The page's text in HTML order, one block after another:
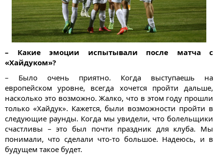
– Какие эмоции испытывали после матча с
«Хайдуком»?
– Было очень приятно. Когда выступаешь на
европейском уровне, всегда хочется пройти дальше,
насколько это возможно. Жалко, что в этом году прошли
только «Хайдук». Кажется, были возможности пройти в
следующие раунды. Когда мы увидели, что болельщики
счастливы – это был почти праздник для клуба. Мы
понимали, что сделали что-то большое. Надеюсь, и в
будущем такое будет.